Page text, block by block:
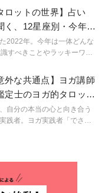
？ロットの世界】占い
く、12星座別・今年を
2022年。今年は一体どんな
すべきことやラッキーワー
外な共通点】ヨガ講師
定士のヨガ的タロット
自分の本当の心と向き合う
践者。ヨガ実践者「でさ
せん。そんな迷えるヨギ
の心と向き合うこと、そし